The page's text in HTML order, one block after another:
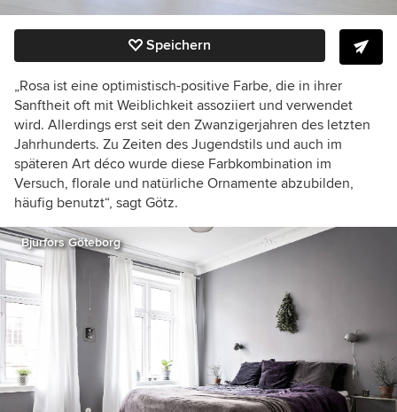
Speichern
„Rosa ist eine optimistisch-positive Farbe, die in ihrer
Sanftheit oft mit Weiblichkeit assoziiert und verwendet
wird. Allerdings erst seit den Zwanzigerjahren des letzten
Jahrhunderts. Zu Zeiten des Jugendstils und auch im
späteren Art déco wurde diese Farbkombination im
Versuch, florale und natürliche Ornamente abzubilden,
häufig benutzt“, sagt Götz.
Bjurfors Göteborg